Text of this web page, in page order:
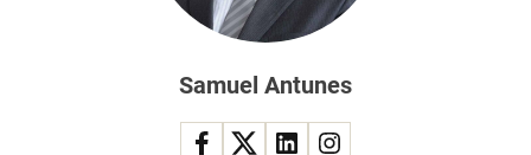
Samuel Antunes